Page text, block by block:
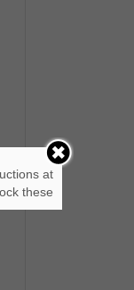
at
these.